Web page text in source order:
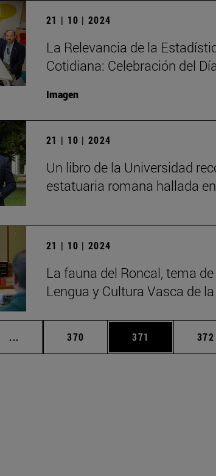
21 | 10 | 2024
La Relevancia de la
Cotidiana: Celebración del
Imagen
21 | 10 | 2024
Un libro de la Universidad
estatuaria romana hallada
21 | 10 | 2024
La fauna del Roncal, tema
Lengua y Cultura Vasca de
... Páginas intermedias Use TAB para
Página
370 Página
371 372